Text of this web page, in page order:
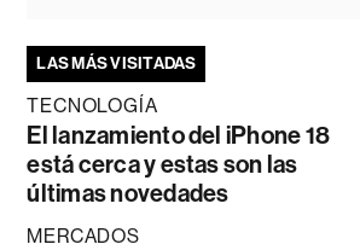
LAS MÁS VISITADAS
TECNOLOGÍA
El lanzamiento del iPhone 18
está cerca y estas son las
últimas novedades
MERCADOS